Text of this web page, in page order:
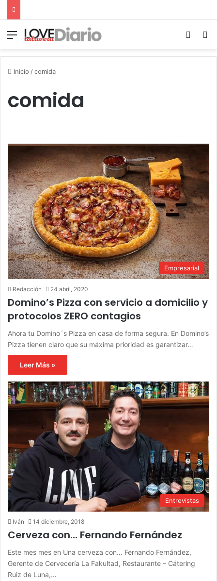
Menú
Inicio /comida
comida
Empresarial
Redacción 24 abril, 2020
Domino’s Pizza con servicio a domicilio y
protocolos ZERO contagios
Ahora tu Domino´s Pizza en casa de forma segura. En Domino’s
Pizza tienen claro que su máxima prioridad es garantizar…
Leer Más »
Entrevistas
Iván 14 diciembre, 2018
Cerveza con… Fernando Fernández
Este mes mes en Una cerveza con… Fernando Fernández,
Gerente de Cervecería La Fakultad, Restaurante – Cátering
Ruiz de Luna,…